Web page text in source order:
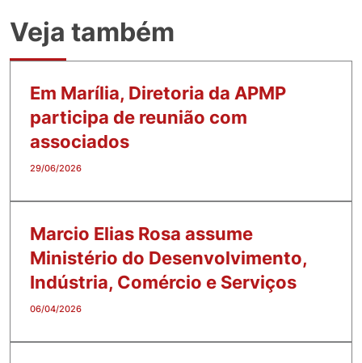
Veja também
Em Marília, Diretoria da APMP
participa de reunião com
associados
29/06/2026
Marcio Elias Rosa assume
Ministério do Desenvolvimento,
Indústria, Comércio e Serviços
06/04/2026